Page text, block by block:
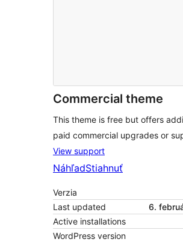
Commercial theme
This theme is free but offers
paid commercial upgrades or
View support
NáhľadStiahnuť
Verzia
Last updated
6.
Active installations
WordPress version